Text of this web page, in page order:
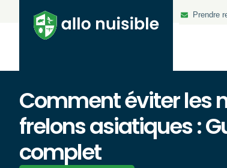
Prendre
Comment éviter les
frelons asiatiques :
complet